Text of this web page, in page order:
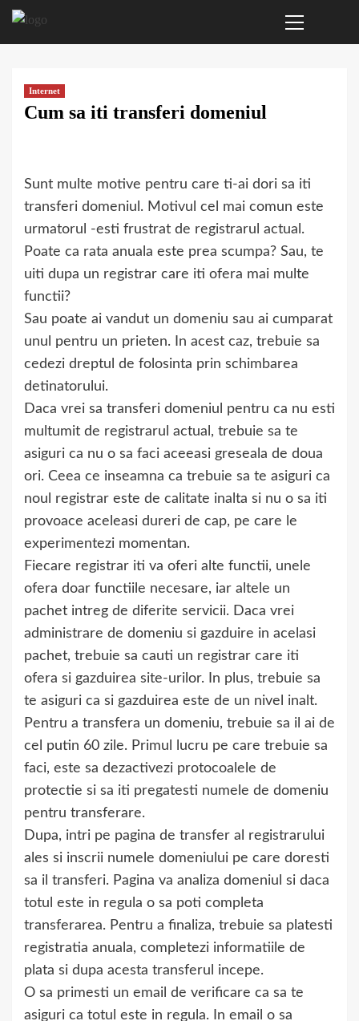
Sari
Menu
Internet
Cum sa iti transferi domeniul
Sunt multe motive pentru care ti-ai dori sa iti
transferi domeniul. Motivul cel mai comun este
urmatorul -esti frustrat de registrarul actual.
Poate ca rata anuala este prea scumpa? Sau, te
uiti dupa un registrar care iti ofera mai multe
functii?
Sau poate ai vandut un domeniu sau ai cumparat
unul pentru un prieten. In acest caz, trebuie sa
cedezi dreptul de folosinta prin schimbarea
detinatorului.
Daca vrei sa transferi domeniul pentru ca nu esti
multumit de registrarul actual, trebuie sa te
asiguri ca nu o sa faci aceeasi greseala de doua
ori. Ceea ce inseamna ca trebuie sa te asiguri ca
noul registrar este de calitate inalta si nu o sa iti
provoace aceleasi dureri de cap, pe care le
experimentezi momentan.
Fiecare registrar iti va oferi alte functii, unele
ofera doar functiile necesare, iar altele un
pachet intreg de diferite servicii. Daca vrei
administrare de domeniu si gazduire in acelasi
pachet, trebuie sa cauti un registrar care iti
ofera si gazduirea site-urilor. In plus, trebuie sa
te asiguri ca si gazduirea este de un nivel inalt.
Pentru a transfera un domeniu, trebuie sa il ai de
cel putin 60 zile. Primul lucru pe care trebuie sa
faci, este sa dezactivezi protocoalele de
protectie si sa iti pregatesti numele de domeniu
pentru transferare.
Dupa, intri pe pagina de transfer al registrarului
ales si inscrii numele domeniului pe care doresti
sa il transferi. Pagina va analiza domeniul si daca
totul este in regula o sa poti completa
transferarea. Pentru a finaliza, trebuie sa platesti
registratia anuala, completezi informatiile de
plata si dupa acesta transferul incepe.
O sa primesti un email de verificare ca sa te
asiguri ca totul este in regula. In email o sa